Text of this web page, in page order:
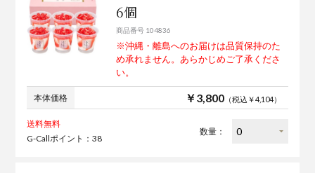
6個
商品番号 104836
※沖縄・離島へのお届けは品質保持のた
め承れません。あらかじめご了承くださ
い。
本体価格 ￥3,800（税込￥4,104）
送料無料
G-Callポイント：38
数量：